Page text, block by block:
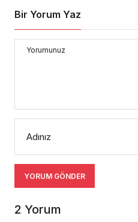
Bir Yorum Yaz
Yorumunuz
Adınız
YORUM GÖNDER
2 Yorum